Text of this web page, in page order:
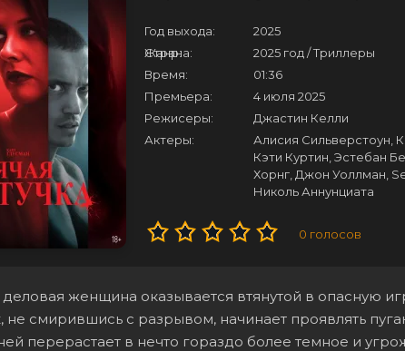
Год выхода:
2025
Страна:
Жанр:
2025 год / Триллеры
Время:
01:36
Премьера:
4 июля 2025
Режисеры:
Джастин Келли
Актеры:
Алисия Сильверстоун,
Кэти Куртин, Эстебан
Хорнг, Джон Уоллман,
Николь Аннунциата
0 голосов
женщина оказывается втянутой в опасную
не смирившись с разрывом, начинает проявлять
перерастает в нечто гораздо более темное и